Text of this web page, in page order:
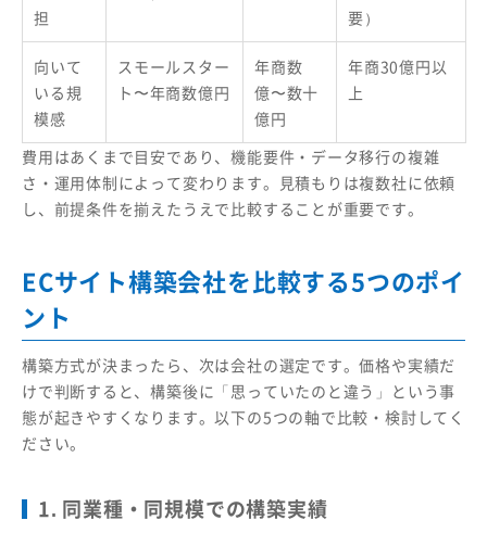
担
要）
向いて
いる規
模感
スモールスター
ト〜年商数億円
年商数
億〜数十
億円
年商30億円以
上
費用はあくまで目安であり、機能要件・データ移行の複雑
さ・運用体制によって変わります。見積もりは複数社に依頼
し、前提条件を揃えたうえで比較することが重要です。
ECサイト構築会社を比較する5つのポイ
ント
構築方式が決まったら、次は会社の選定です。価格や実績だ
けで判断すると、構築後に「思っていたのと違う」という事
態が起きやすくなります。以下の5つの軸で比較・検討してく
ださい。
1. 同業種・同規模での構築実績